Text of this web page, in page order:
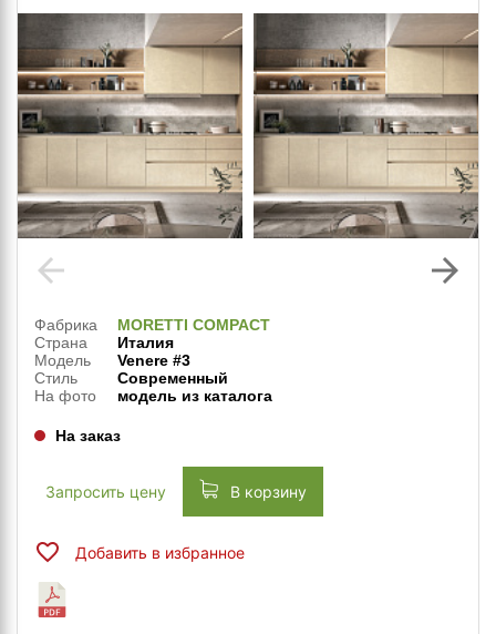
arrow_back arrow_forward
Фабрика
MORETTI COMPACT
Страна
Италия
Модель
Venere #3
Стиль
Современный
На фото
модель из каталога
На заказ
Запросить цену В корзину
Добавить в избранное